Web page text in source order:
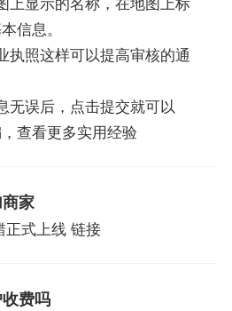
信息。
执照这样可以提高审核的通
无误后，点击提交就可以
查看更多实用经验
家
正式上线 链接
费吗